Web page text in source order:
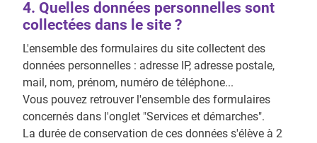
4. Quelles données personnelles sont
collectées dans le site ?
L'ensemble des formulaires du site collectent des
données personnelles : adresse IP, adresse postale,
mail, nom, prénom, numéro de téléphone...
Vous pouvez retrouver l'ensemble des formulaires
concernés dans l'onglet "Services et démarches".
La durée de conservation de ces données s'élève à 2